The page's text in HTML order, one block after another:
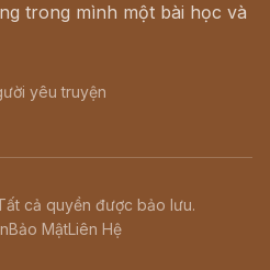
trong mình một bài học và
yêu truyện
cả quyền được bảo lưu.
Bảo MậtLiên Hệ